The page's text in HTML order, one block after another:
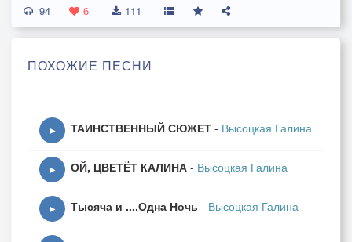
Озарись единым света блеском.
Пусть туман зализывает раны,
Полоснуло молнией по сердцу,
Отжимая от порога дверцу.
94 6 111
ПОХОЖИЕ ПЕСНИ
▶ ТАИНСТВЕННЫЙ СЮЖЕТ - Высоцкая Галина
▶ ОЙ, ЦВЕТЁТ КАЛИНА - Высоцкая Галина
▶ Тысяча и ....Одна Ночь - Высоцкая Галина